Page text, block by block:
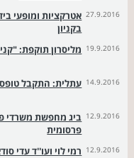
27.9.2016 אטרקציות ומופעי
בקניון
19.9.2016 מליסרון תוקפת:
14.9.2016 עתלית: התקבל טופס 4 לקניון דרך
12.9.2016 ביג מחפשת משרדי
פרסומית
12.9.2016 רמי לוי ועו''ד עדי